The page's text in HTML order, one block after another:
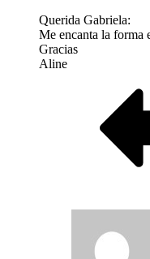
Querida Gabriela:
Me encanta la forma
Gracias
Aline